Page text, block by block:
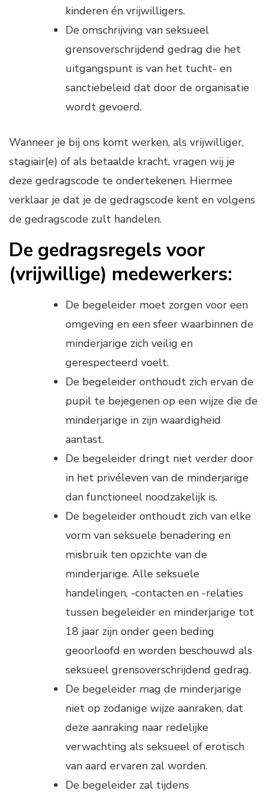
kinderen én vrijwilligers.
De omschrijving van seksueel
grensoverschrijdend gedrag die het
uitgangspunt is van het tucht- en
sanctiebeleid dat door de organisatie
wordt gevoerd.
Wanneer je bij ons komt werken, als vrijwilliger,
stagiair(e) of als betaalde kracht, vragen wij je
deze gedragscode te ondertekenen. Hiermee
verklaar je dat je de gedragscode kent en volgens
de gedragscode zult handelen.
De gedragsregels voor
(vrijwillige) medewerkers:
De begeleider moet zorgen voor een
omgeving en een sfeer waarbinnen de
minderjarige zich veilig en
gerespecteerd voelt.
De begeleider onthoudt zich ervan de
pupil te bejegenen op een wijze die de
minderjarige in zijn waardigheid
aantast.
De begeleider dringt niet verder door
in het privéleven van de minderjarige
dan functioneel noodzakelijk is.
De begeleider onthoudt zich van elke
vorm van seksuele benadering en
misbruik ten opzichte van de
minderjarige. Alle seksuele
handelingen, -contacten en -relaties
tussen begeleider en minderjarige tot
18 jaar zijn onder geen beding
geoorloofd en worden beschouwd als
seksueel grensoverschrijdend gedrag.
De begeleider mag de minderjarige
niet op zodanige wijze aanraken, dat
deze aanraking naar redelijke
verwachting als seksueel of erotisch
van aard ervaren zal worden.
De begeleider zal tijdens